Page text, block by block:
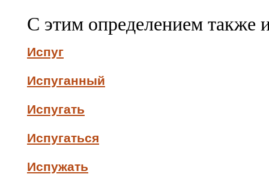
С этим определением также
Испуг
Испуганный
Испугать
Испугаться
Испужать